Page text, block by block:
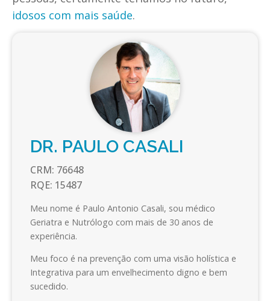
idosos com mais saúde.
DR. PAULO CASALI
CRM: 76648
RQE: 15487
Meu nome é Paulo Antonio Casali, sou médico
Geriatra e Nutrólogo com mais de 30 anos de
experiência.
Meu foco é na prevenção com uma visão holística e
Integrativa para um envelhecimento digno e bem
sucedido.